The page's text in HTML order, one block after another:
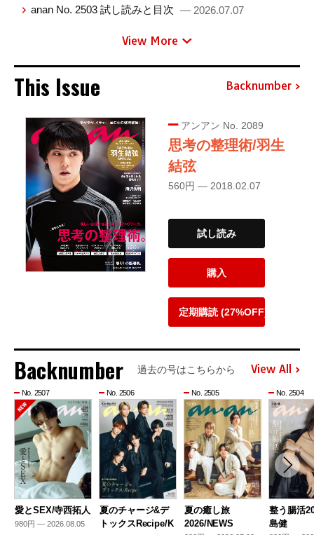
anan No. 2503 試し読みと目次 — 2026.07.07
View More
This Issue Backnumber
アンアン No. 2089
思考の整理術/羽生
結弦
560円 — 2018.02.07
試し読み
購入
定期購読 (27%OFF)
Backnumber 過去の号はこちらから View All
No. 2507
愛とSEX/寺西拓人
980円 — 2026.08.05
No. 2506
夏のチャージ&デ
トックスRecipe/K
No. 2505
夏の癒し旅
2026/NEWS
No. 2504
整う腸活
島健